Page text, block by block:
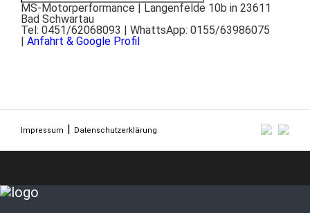
MS-Motorperformance | Langenfelde 10b in 23611
Bad Schwartau
Tel: 0451/62068093 | WhattsApp: 0155/63986075
| Anfahrt & Google Profil
Impressum Datenschutzerklärung